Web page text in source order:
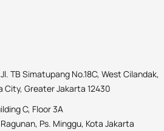
TB Simatupang No.18C, West Cilandak,
City, Greater Jakarta 12430
C, Floor 3A
Ps. Minggu, Kota Jakarta